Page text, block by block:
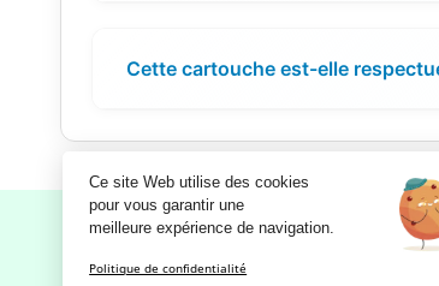
Ce site Web utilise des cookies
pour vous garantir une
meilleure expérience de navigation.
Politique de confidentialité
Cette cartouche est-elle